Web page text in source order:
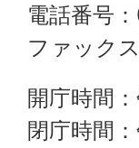
電話番号
ファック
開庁時間
閉庁時間